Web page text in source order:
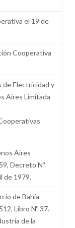
el 19 de
Cooperativa
de Electricidad y
Aires Limitada
Aires
Decreto Nº
de 1979.
de Bahía
Libro Nº 37.
de la